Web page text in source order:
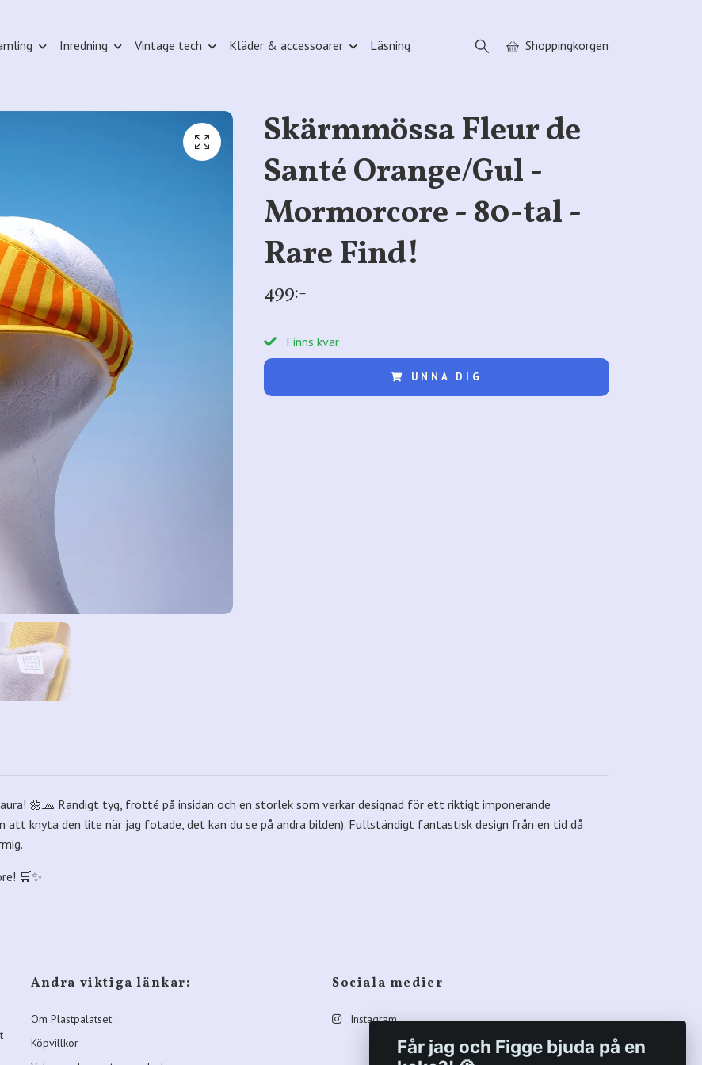
Inredning Vintage tech Kläder & accessoarer Läsning Shoppingkorgen
Skärmmössa Fleur de
Santé Orange/Gul -
Mormorcore - 80-tal -
Rare Find!
499:-
Finns kvar
UNNA DIG
🌼🧢 Randigt tyg, frotté på insidan och en storlek som verkar designad för ett riktigt imponerande
knyta den lite när jag fotade, det kan du se på andra bilden). Fullständigt fantastisk design från en tid då
🛒✨
Andra viktiga länkar:
Om Plastpalatset
Köpvillkor
Sociala medier
Instagram
Får jag och Figge bjuda på en